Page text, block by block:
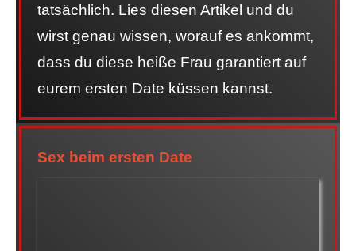
tatsächlich. Lies diesen Artikel und du
wirst genau wissen, worauf es ankommt,
dass du diese heiße Frau garantiert auf
eurem ersten Date küssen kannst.
Sex beim ersten Date